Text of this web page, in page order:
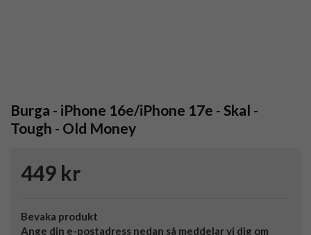
Burga - iPhone 16e/iPhone 17e - Skal -
Tough - Old Money
449 kr
Bevaka produkt
Ange din e-postadress nedan så meddelar vi dig om